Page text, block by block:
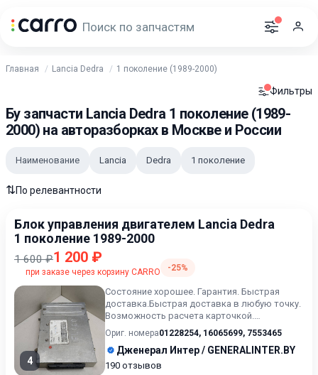
Главная Lancia Dedra 1 поколение (1989-2000)
Фильтры
Бу запчасти Lancia Dedra 1 поколение (1989-
2000) на авторазборках в Москве и России
Наименование Lancia Dedra 1 поколение
⇅По релевантности
Блок управления двигателем Lancia Dedra
1 поколение 1989-2000
1 600 ₽1 200 ₽
при заказе через корзину CARRO -25%
4
Состояние хорошее. Гарантия. Быстрая
доставка.Быстрая доставка в любую точку.
Возможность расчета карточкой.
Рассрочка. Проверка качества. О...
Ориг. номера01228254, 16065699, 7553465
Дженерал Интер / GENERALINTER.BY
190 отзывов